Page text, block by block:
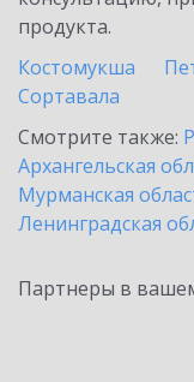
продукта.
Костомукша
Сортавала
Смотрите также:
Архангельская
Мурманская
Ленинградская
Партнеры в